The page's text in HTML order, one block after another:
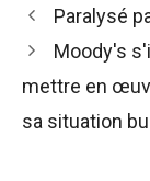
Navigation
des
Paralysé
Moody's
mettre en
sa situation